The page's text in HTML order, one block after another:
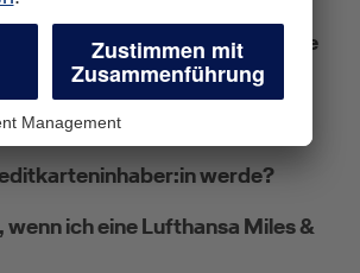
und wann die
Deutschen Bank?
werde?
ich eine Lufthansa Miles &